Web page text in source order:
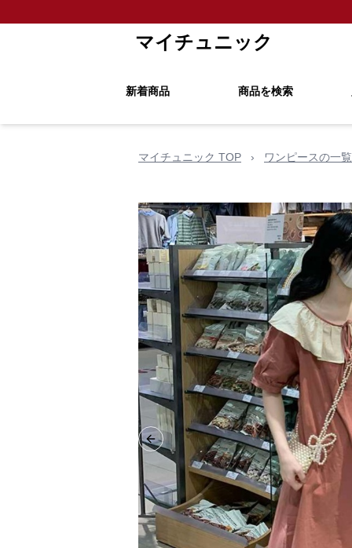
マイチュニック
新着商品 商品を検索
マイチュニック TOP › ワンピースの一覧
Previous slide